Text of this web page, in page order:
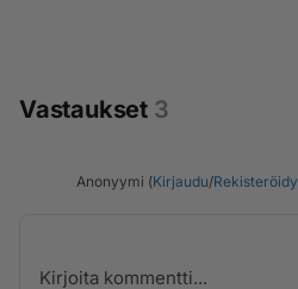
Vastaukset 3
Anonyymi (Kirjaudu/Rekisteröidy